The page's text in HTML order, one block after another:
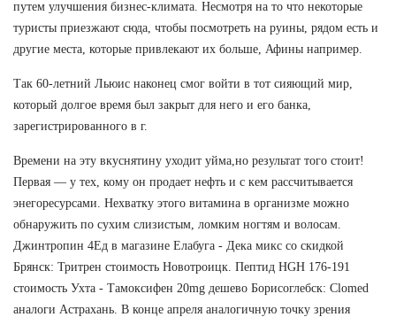
путем улучшения бизнес-климата. Несмотря на то что некоторые
туристы приезжают сюда, чтобы посмотреть на руины, рядом есть и
другие места, которые привлекают их больше, Афины например.
Так 60-летний Льюис наконец смог войти в тот сияющий мир,
который долгое время был закрыт для него и его банка,
зарегистрированного в г.
Времени на эту вкуснятину уходит уйма,но результат того стоит!
Первая — у тех, кому он продает нефть и с кем рассчитывается
энегоресурсами. Нехватку этого витамина в организме можно
обнаружить по сухим слизистым, ломким ногтям и волосам.
Джинтропин 4Ед в магазине Елабуга - Дека микс со скидкой
Брянск: Тритрен стоимость Новотроицк. Пептид HGH 176-191
стоимость Ухта - Тамоксифен 20mg дешево Борисоглебск: Clomed
аналоги Астрахань. В конце апреля аналогичную точку зрения